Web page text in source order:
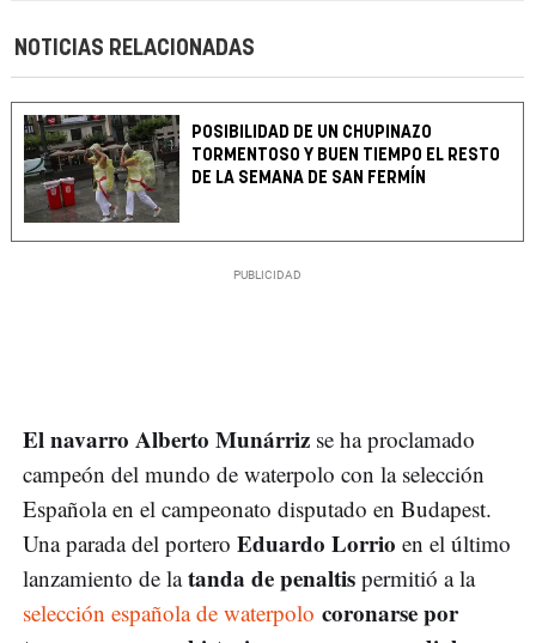
NOTICIAS RELACIONADAS
POSIBILIDAD DE UN CHUPINAZO
TORMENTOSO Y BUEN TIEMPO EL RESTO
DE LA SEMANA DE SAN FERMÍN
El navarro Alberto Munárriz se ha proclamado
campeón del mundo de waterpolo con la selección
Española en el campeonato disputado en Budapest.
Una parada del portero Eduardo Lorrio en el último
lanzamiento de latanda de penaltis permitió a la
selección española de waterpolo coronarse por